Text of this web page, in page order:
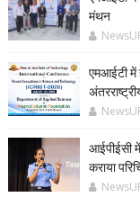
मंथन
एमआईटी में
आईपीईसी
कराया